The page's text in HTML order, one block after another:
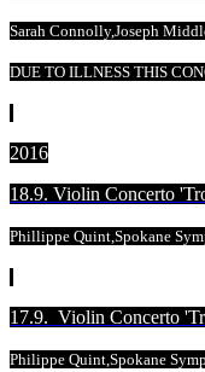
Sarah Connolly,Joseph
DUE TO ILLNESS THIS
2016
18.9. Violin Concerto
Phillippe Quint,Spokane
17.9. Violin Concerto
Philippe Quint,Spokane